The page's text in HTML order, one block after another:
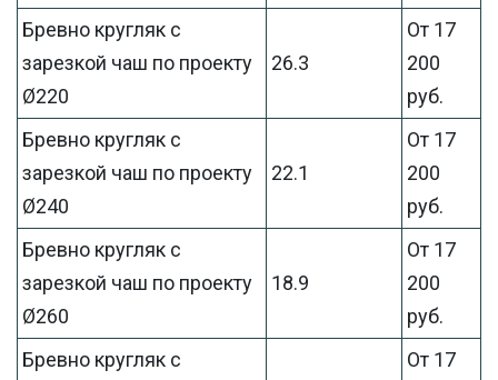
Бревно кругляк с
зарезкой чаш по проекту
Ø220
26.3
От 17
200
руб.
Бревно кругляк с
зарезкой чаш по проекту
Ø240
22.1
От 17
200
руб.
Бревно кругляк с
зарезкой чаш по проекту
Ø260
18.9
От 17
200
руб.
Бревно кругляк с
От 17